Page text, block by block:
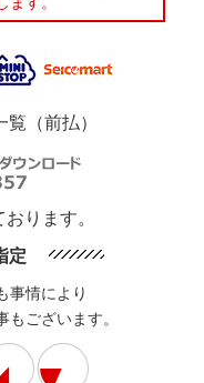
（前払）
ります。
定
事情により
ございます。